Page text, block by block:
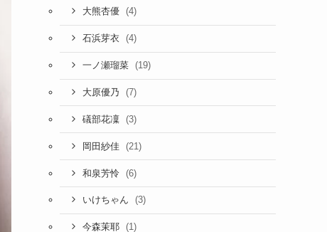
大熊杏優 (4)
石浜芽衣 (4)
一ノ瀬瑠菜 (19)
大原優乃 (7)
礒部花凜 (3)
岡田紗佳 (21)
和泉芳怜 (6)
いけちゃん (3)
今森茉耶 (1)